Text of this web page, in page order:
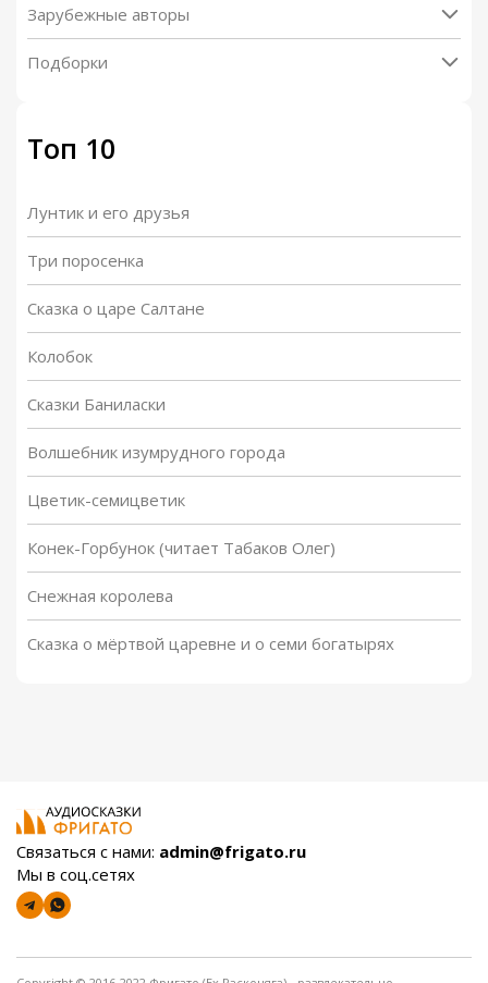
Зарубежные авторы
Подборки
Топ 10
Лунтик и его друзья
Три поросенка
Сказка о царе Салтане
Колобок
Сказки Баниласки
Волшебник изумрудного города
Цветик-семицветик
Конек-Горбунок (читает Табаков Олег)
Снежная королева
Сказка о мёртвой царевне и о семи богатырях
Связаться с нами: admin@frigato.ru
Мы в соц.сетях